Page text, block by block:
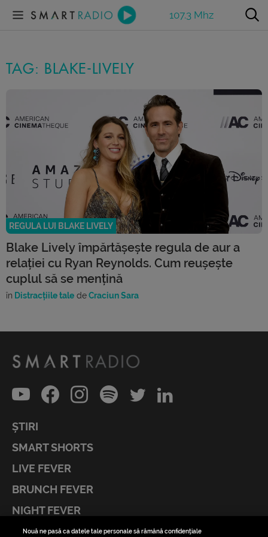
107.3 Mhz
TAG: BLAKE-LIVELY
REGULA LUI BLAKE LIVELY
Blake Lively împărtășește regula de aur a
relației cu Ryan Reynolds. Cum reușește
cuplul să se mențină
în Distracțiile tale deCraciun Sara
ȘTIRI
SMART SHORTS
LIVE FEVER
BRUNCH FEVER
NIGHT FEVER
LIVE FEVER CONCERT
Nouă ne pasă ca datele tale personale să rămână confidențiale